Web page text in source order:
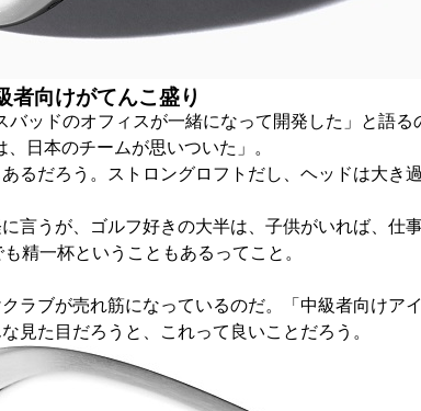
者向けがてんこ盛り
バッドのオフィスが一緒になって開発した」と語
日本のチームが思いついた」。
るだろう。ストロングロフトだし、ヘッドは大
言うが、ゴルフ好きの大半は、子供がいれば、
精一杯ということもあるってこと。
ラブが売れ筋になっているのだ。「中級者向け
見た目だろうと、これって良いことだろう。